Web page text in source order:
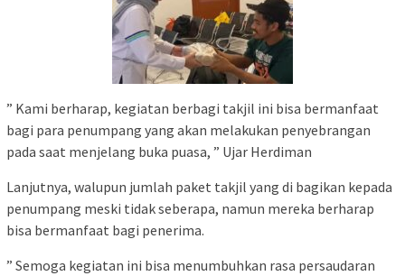
” Kami berharap, kegiatan berbagi takjil ini bisa bermanfaat
bagi para penumpang yang akan melakukan penyebrangan
pada saat menjelang buka puasa, ” Ujar Herdiman
Lanjutnya, walupun jumlah paket takjil yang di bagikan kepada
penumpang meski tidak seberapa, namun mereka berharap
bisa bermanfaat bagi penerima.
” Semoga kegiatan ini bisa menumbuhkan rasa persaudaran